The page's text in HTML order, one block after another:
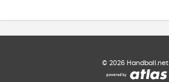
© 2026 Handball.net